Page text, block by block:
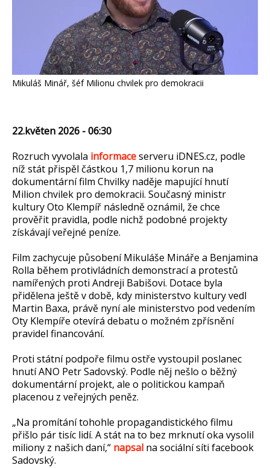
Mikuláš Minář, šéf Milionu chvilek pro demokracii
22.květen 2026 - 06:30
Rozruch vyvolala informaceserveru iDNES.cz, podle
níž stát přispěl částkou 1,7 milionu korun na
dokumentární film Chvilky naděje mapující hnutí
Milion chvilek pro demokracii. Současný ministr
kultury Oto Klempíř následně oznámil, že chce
prověřit pravidla, podle nichž podobné projekty
získávají veřejné peníze.
Film zachycuje působení Mikuláše Mináře a Benjamina
Rolla během protivládních demonstrací a protestů
namířených proti Andreji Babišovi. Dotace byla
přidělena ještě v době, kdy ministerstvo kultury vedl
Martin Baxa, právě nyní ale ministerstvo pod vedením
Oty Klempíře otevírá debatu o možném zpřísnění
pravidel financování.
Proti státní podpoře filmu ostře vystoupil poslanec
hnutí ANO Petr Sadovský. Podle něj nešlo o běžný
dokumentární projekt, ale o politickou kampaň
placenou z veřejných peněz.
„Na promítání tohohle propagandistického filmu
přišlo pár tisíc lidí. A stát na to bez mrknutí oka vysolil
miliony z našich daní,“ napsal na sociální síti facebook
Sadovský.